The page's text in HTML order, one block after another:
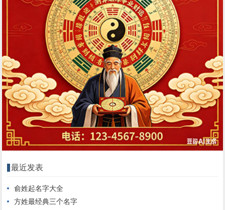
最近发表
俞姓起名字大全
方姓最经典三个名字